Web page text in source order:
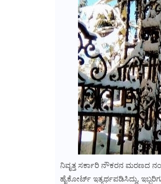
ನಿವೃತ್ತ ಸರ್ಕಾರಿ ನೌಕರನ ಮರಣದ
ಹೈಕೋರ್ಟ್ ಇತ್ಯರ್ಥಪಡಿಸಿದ್ದು,